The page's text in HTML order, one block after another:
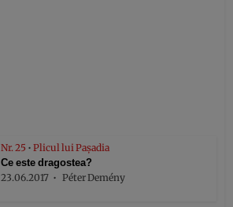
Nr. 25 • Plicul lui Pașadia
Ce este dragostea?
23.06.2017
Péter Demény